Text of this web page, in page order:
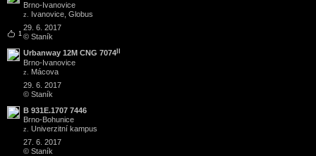
1
Brno-Ivanovice
z. Ivanovice, Globus
29. 6. 2017
© Staník
Urbanway 12M CNG 7074
Brno-Ivanovice
z. Mácova
29. 6. 2017
© Staník
B 931E.1707 7446
Brno-Bohunice
z. Univerzitní kampus
27. 6. 2017
© Staník